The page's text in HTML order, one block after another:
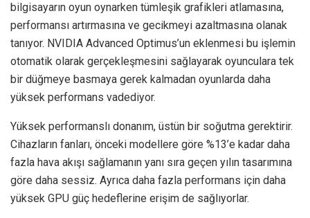
bilgisayarın oyun oynarken tümleşik grafikleri atlamasına,
performansı artırmasına ve gecikmeyi azaltmasına olanak
tanıyor. NVIDIA Advanced Optimus’un eklenmesi bu işlemin
otomatik olarak gerçekleşmesini sağlayarak oyunculara tek
bir düğmeye basmaya gerek kalmadan oyunlarda daha
yüksek performans vadediyor.
Yüksek performanslı donanım, üstün bir soğutma gerektirir.
Cihazların fanları, önceki modellere göre %13’e kadar daha
fazla hava akışı sağlamanın yanı sıra geçen yılın tasarımına
göre daha sessiz. Ayrıca daha fazla performans için daha
yüksek GPU güç hedeflerine erişim de sağlıyorlar.